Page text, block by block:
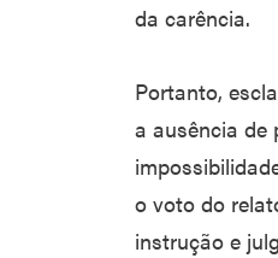
da carência.
Portanto,
a ausência de
o voto do
instrução e